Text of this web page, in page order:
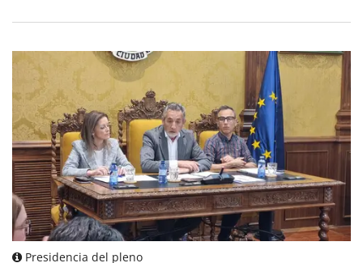
Presidencia del pleno